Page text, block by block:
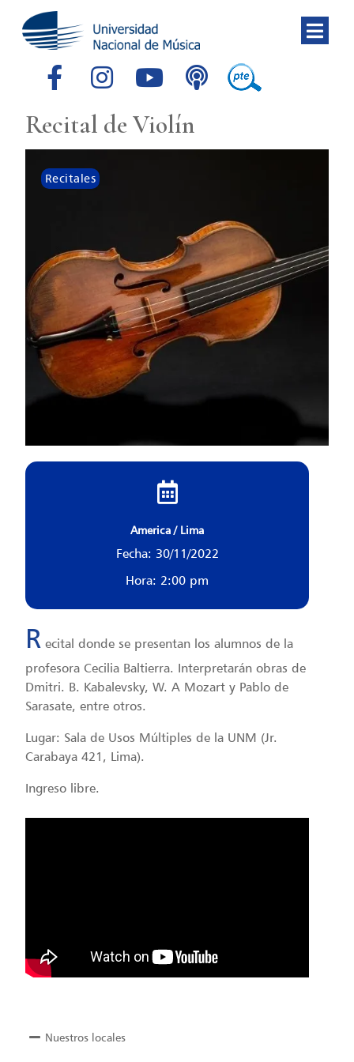
Recital de Violín
Recitales
America / Lima
Fecha: 30/11/2022
Hora: 2:00 pm
R ecital donde se presentan los alumnos de la
profesora Cecilia Baltierra. Interpretarán obras de
Dmitri. B. Kabalevsky, W. A Mozart y Pablo de
Sarasate, entre otros.
Lugar: Sala de Usos Múltiples de la UNM (Jr.
Carabaya 421, Lima).
Ingreso libre.
Nuestros locales